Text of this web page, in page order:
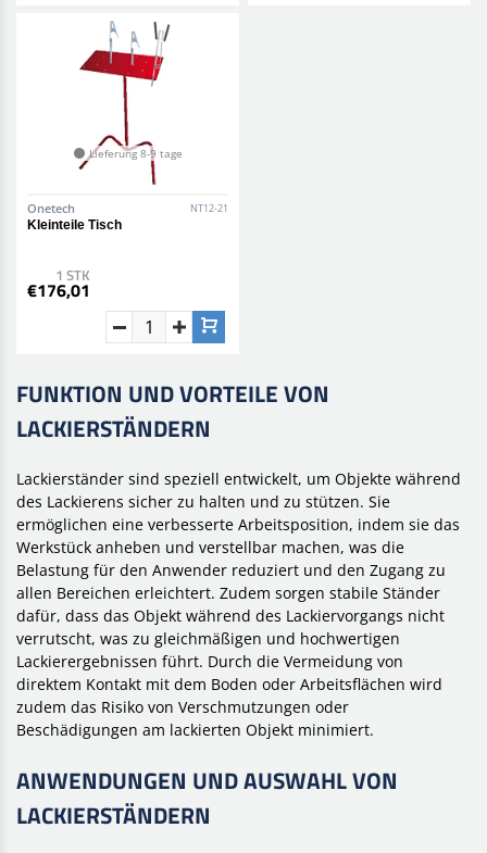
Lieferung 8-9 tage
Onetech NT12-21
Kleinteile Tisch
1 STK
€176,01
FUNKTION UND VORTEILE VON
LACKIERSTÄNDERN
Lackierständer sind speziell entwickelt, um Objekte während
des Lackierens sicher zu halten und zu stützen. Sie
ermöglichen eine verbesserte Arbeitsposition, indem sie das
Werkstück anheben und verstellbar machen, was die
Belastung für den Anwender reduziert und den Zugang zu
allen Bereichen erleichtert. Zudem sorgen stabile Ständer
dafür, dass das Objekt während des Lackiervorgangs nicht
verrutscht, was zu gleichmäßigen und hochwertigen
Lackierergebnissen führt. Durch die Vermeidung von
direktem Kontakt mit dem Boden oder Arbeitsflächen wird
zudem das Risiko von Verschmutzungen oder
Beschädigungen am lackierten Objekt minimiert.
ANWENDUNGEN UND AUSWAHL VON
LACKIERSTÄNDERN